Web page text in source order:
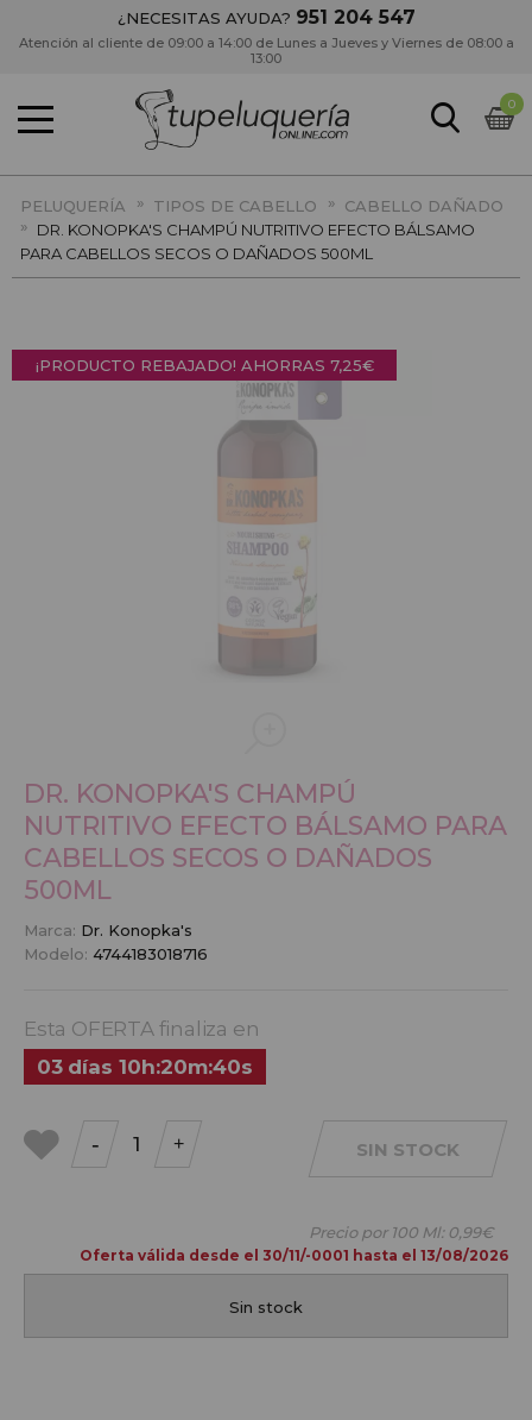
¿NECESITAS AYUDA? 951 204 547
Atención al cliente de 09:00 a 14:00 de Lunes a Jueves y Viernes de 08:00 a
13:00
0
PELUQUERÍA » TIPOS DE CABELLO » CABELLO DAÑADO
» DR. KONOPKA'S CHAMPÚ NUTRITIVO EFECTO BÁLSAMO
PARA CABELLOS SECOS O DAÑADOS 500ML
¡PRODUCTO REBAJADO! AHORRAS 7,25€
DR. KONOPKA'S CHAMPÚ
NUTRITIVO EFECTO BÁLSAMO PARA
CABELLOS SECOS O DAÑADOS
500ML
Marca: Dr. Konopka's
Modelo: 4744183018716
Esta OFERTA finaliza en
03 días 10h:20m:39s
- + SIN STOCK
Precio por 100 Ml: 0,99€
Oferta válida desde el 30/11/-0001 hasta el 13/08/2026
Sin stock